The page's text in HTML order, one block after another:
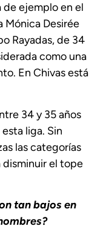
de ejemplo en el
Mónica Desirée
Rayadas, de 34
como una
En Chivas está
34 y 35 años
liga. Sin
las categorías
disminuir el tope
tan bajos en